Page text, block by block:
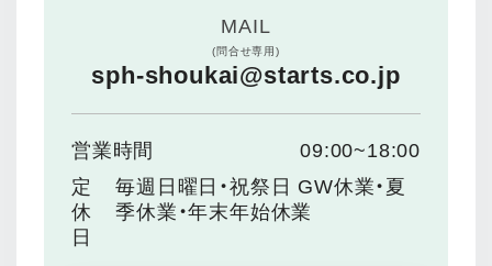
MAIL
(問合せ専用)
sph-shoukai@starts.co.jp
営業時間
09:00~18:00
定
休
日
毎週日曜日・祝祭日 GW休業・夏
季休業・年末年始休業